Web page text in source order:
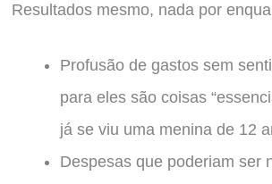
Resultados mesmo, nada por
Profusão de gastos sem
para eles são coisas
já se viu uma menina de 12
Despesas que poderiam ser